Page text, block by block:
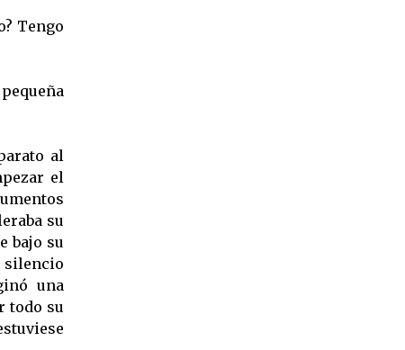
Tengo
al
el
su
bajo su
silencio
una
todo su